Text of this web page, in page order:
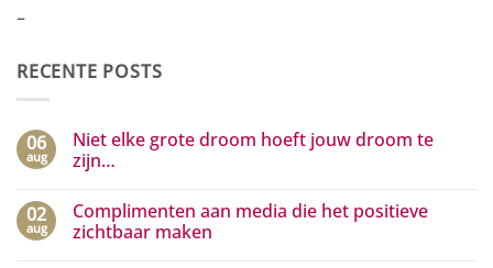
–
RECENTE POSTS
06
aug
Niet elke grote droom hoeft jouw droom te
zijn…
op
Niet
elke
02
aug
Complimenten aan media die het positieve
zichtbaar maken